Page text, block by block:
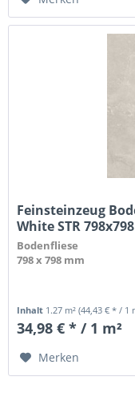
Feinsteinzeug
White STR
Bodenfliese
798 x 798 mm
Inhalt 1.27 m²(44,43 € * / 1
34,98 € * / 1 m²
Merken